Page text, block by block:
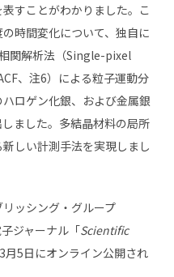
すことがわかりました。こ
時間変化について、独自に
関解析法（Single-pixel
、注6）による粒子運動分
ロゲン化銀、および金属銀
ました。多結晶材料の局所
しい計測手法を実現しまし
ッシング・グループ
ジャーナル「Scientific
5日にオンライン公開され